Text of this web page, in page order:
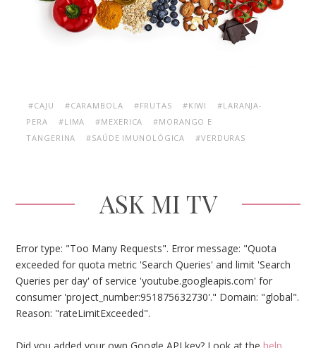
#CAJU #CARAMBOLA #FRUTAS #KIWI
#LARANJA-
PERA
#LIMA #MEXERICA
#MORANGO E
TANGERINA
#SAÚDE IMUNOLÓGICA #VERDURAS
ASK MI TV
Error type: "Too Many Requests". Error message: "Quota
exceeded for quota metric 'Search Queries' and limit 'Search
Queries per day' of service 'youtube.googleapis.com' for
consumer 'project_number:951875632730'." Domain: "global".
Reason: "rateLimitExceeded".